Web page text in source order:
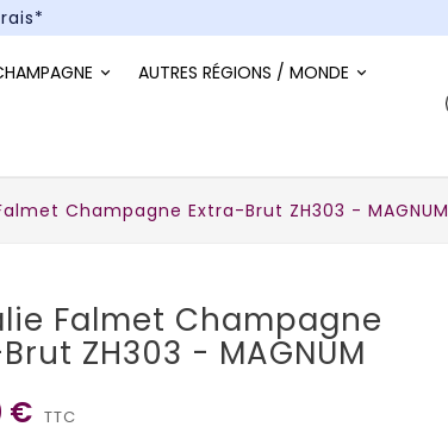
AUTRES RÉGIONS / MONDE
Champagne Extra-Brut ZH303 - MAGNUM
Falmet Champagne
ZH303 - MAGNUM
€ TTC